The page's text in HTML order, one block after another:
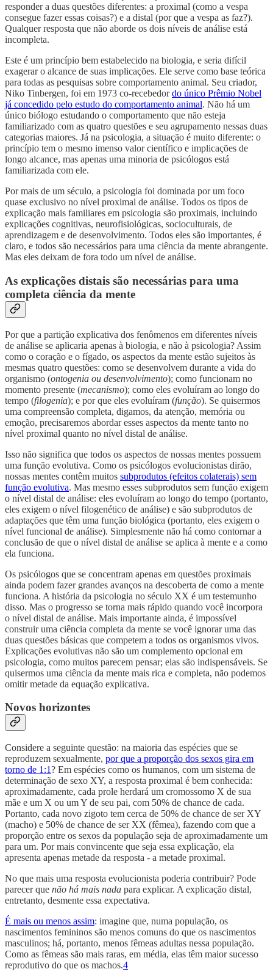
responder a duas questões diferentes: a proximal (como a vespa
consegue fazer essas coisas?) e a distal (por que a vespa as faz?).
Qualquer resposta que não aborde os dois níveis de análise está
incompleta.
Este é um princípio bem estabelecido na biologia, e seria difícil
exagerar o alcance de suas implicações. Ele serve como base teórica
para todas as pesquisas sobre comportamento animal. Seu criador,
Niko Tinbergen, foi em 1973 co-recebedordo único Prêmio Nobel
já concedido pelo estudo do comportamento animal. Não há um
único biólogo estudando o comportamento que não esteja
familiarizado com as quatro questões e seu agrupamento nessas duas
categorias maiores. Já na psicologia, a situação é muito diferente: o
princípio tem o mesmo imenso valor científico e implicações de
longo alcance, mas apenas uma minoria de psicólogos está
familiarizada com ele.
Por mais de um século, a psicologia foi dominada por um foco
quase exclusivo no nível proximal de análise. Todos os tipos de
explicação mais familiares em psicologia são proximais, incluindo
explicações cognitivas, neurofisiológicas, socioculturais, de
aprendizagem e de desenvolvimento. Todos eles são importantes, é
claro, e todos são necessários para uma ciência da mente abrangente.
Mas eles deixam de fora todo um nível de análise.
As explicações distais são necessárias para uma
completa ciência da mente
Por que a partição explicativa dos fenômenos em diferentes níveis
de análise se aplicaria apenas à biologia, e não à psicologia? Assim
como o coração e o fígado, os aspectos da mente estão sujeitos às
mesmas quatro questões: como se desenvolvem durante a vida do
organismo (ontogenia ou desenvolvimento); como funcionam no
momento presente (mecanismo); como eles evoluíram ao longo do
tempo (filogenia); e por que eles evoluíram (função). Se quisermos
uma compreensão completa, digamos, da atenção, memória ou
emoção, precisaremos abordar esses aspectos da mente tanto no
nível proximal quanto no nível distal de análise.
Isso não significa que todos os aspectos de nossas mentes possuem
uma função evolutiva. Como os psicólogos evolucionistas dirão,
nossas mentes contêm muitos subprodutos (efeitos colaterais) sem
função evolutiva. Mas mesmo esses subprodutos sem função exigem
o nível distal de análise: eles evoluíram ao longo do tempo (portanto,
eles exigem o nível filogenético de análise) e são subprodutos de
adaptações que têm uma função biológica (portanto, eles exigem o
nível funcional de análise). Simplesmente não há como contornar a
conclusão de que o nível distal de análise se aplica à mente e a como
ela funciona.
Os psicólogos que se concentram apenas em questões proximais
ainda podem fazer grandes avanços na descoberta de como a mente
funciona. A história da psicologia no século XX é um testemunho
disso. Mas o progresso se torna mais rápido quando você incorpora
o nível distal de análise. Mais importante ainda, é impossível
construir uma ciência completa da mente se você ignorar uma das
duas questões básicas que competem a todos os organismos vivos.
Explicações evolutivas não são um complemento opcional em
psicologia, como muitos parecem pensar; elas são indispensáveis. Se
quisermos uma ciência da mente mais rica e completa, não podemos
omitir metade da equação explicativa.
Novos horizontes
Considere a seguinte questão: na maioria das espécies que se
reproduzem sexualmente, por que a proporção dos sexos gira em
torno de 1:1? Em espécies como os humanos, com um sistema de
determinação de sexo XY, a resposta proximal é bem conhecida:
aproximadamente, cada prole herdará um cromossomo X de sua
mãe e um X ou um Y de seu pai, com 50% de chance de cada.
Portanto, cada novo zigoto tem cerca de 50% de chance de ser XY
(macho) e 50% de chance de ser XX (fêmea), fazendo com que a
proporção entre os sexos da população seja de aproximadamente um
para um. Por mais convincente que seja essa explicação, ela
apresenta apenas metade da resposta - a metade proximal.
No que mais uma resposta evolucionista poderia contribuir? Pode
parecer que não há mais nada para explicar. A explicação distal,
entretanto, desmente essa expectativa.
É mais ou menos assim: imagine que, numa população, os
nascimentos femininos são menos comuns do que os nascimentos
masculinos; há, portanto, menos fêmeas adultas nessa população.
Como as fêmeas são mais raras, em média, elas têm maior sucesso
reprodutivo do que os machos.4